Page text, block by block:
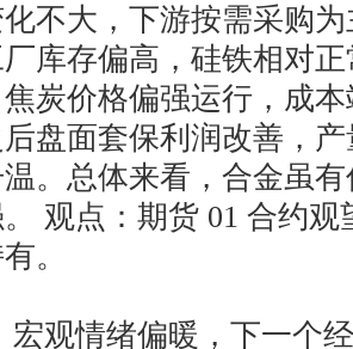
不大，下游按需采购
库存偏高，硅铁相对
炭价格偏强运行，成
盘面套保利润改善，
。总体来看，合金虽
观点：期货 01 合约观
。
情绪偏暖，下一个经